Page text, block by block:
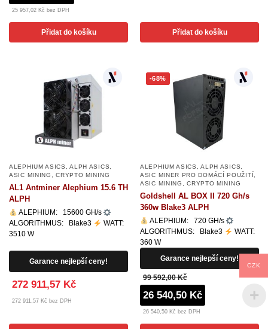
25 957,02 Kč bez DPH
Přidat do košíku Přidat do košíku
ALEPHIUM ASICS ,ALPH ASICS,
ASIC MINING ,CRYPTO MINING
AL1 Antminer Alephium 15.6 TH
ALPH
ALEPHIUM: 15600 GH/s
ALGORITHMUS: Blake3
WATT:
3510 W
Garance nejlepší ceny!
272 911,57 Kč
272 911,57 Kč bez DPH
-68%
ALEPHIUM ASICS ,ALPH ASICS,
ASIC MINER PRO DOMÁCÍ POUŽITÍ ,
ASIC MINING ,CRYPTO MINING
Goldshell AL BOX II 720 Gh/s
360w Blake3 ALPH
ALEPHIUM: 720 GH/s
ALGORITHMUS: Blake3
WATT:
360 W
Garance nejlepší ceny!
99 592,00 Kč
26 540,50 Kč
26 540,50 Kč bez DPH
CZK